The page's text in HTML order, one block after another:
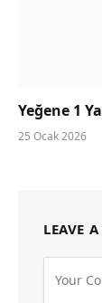
Yeğene 1
25 Ocak 2026
LEAVE